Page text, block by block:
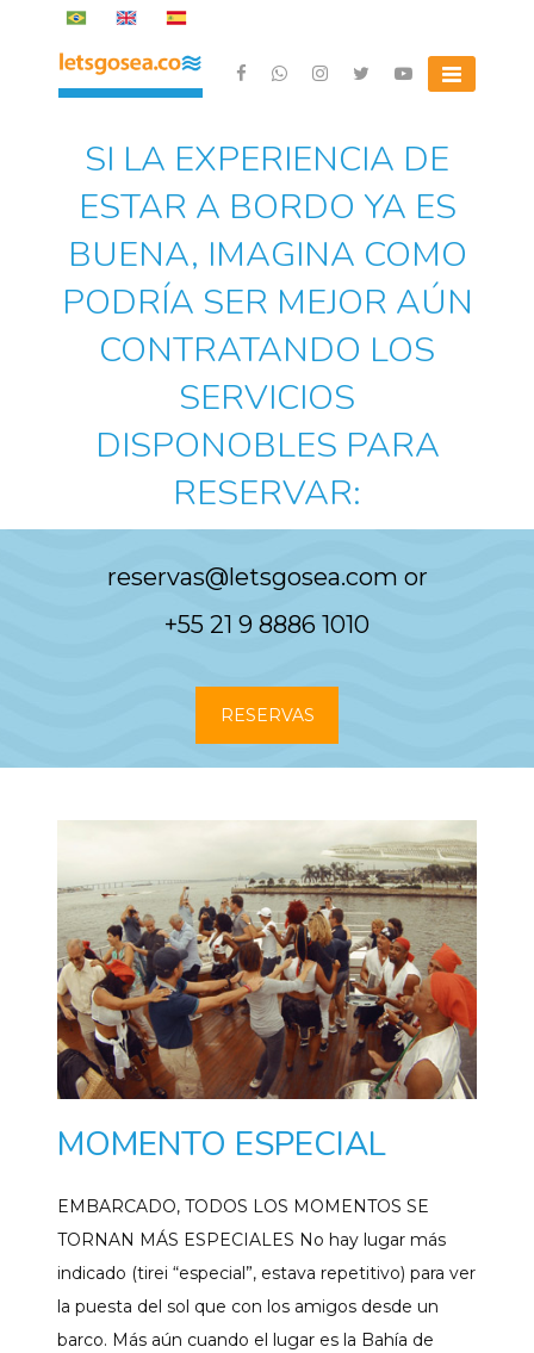
SI LA EXPERIENCIA DE
ESTAR A BORDO YA ES
BUENA, IMAGINA COMO
PODRÍA SER MEJOR AÚN
CONTRATANDO LOS
SERVICIOS
DISPONOBLES PARA
RESERVAR:
reservas@letsgosea.com or
+55 21 9 8886 1010
RESERVAS
MOMENTO ESPECIAL
EMBARCADO, TODOS LOS MOMENTOS SE
TORNAN MÁS ESPECIALES No hay lugar más
indicado (tirei “especial”, estava repetitivo) para ver
la puesta del sol que con los amigos desde un
barco. Más aún cuando el lugar es la Bahía de